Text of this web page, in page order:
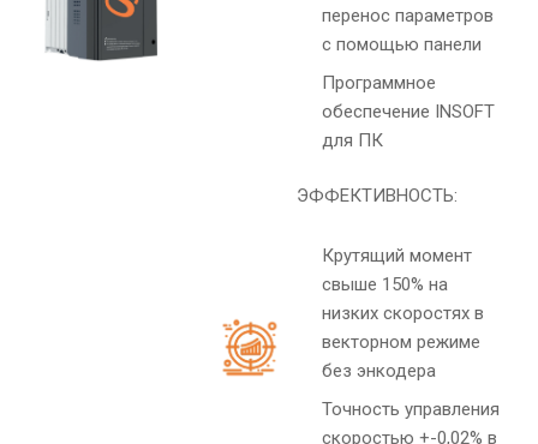
перенос параметров
с помощью панели
Программное
обеспечение INSOFT
для ПК
ЭФФЕКТИВНОСТЬ:
Крутящий момент
свыше 150% на
низких скоростях в
векторном режиме
без энкодера
Точность управления
скоростью +-0,02% в